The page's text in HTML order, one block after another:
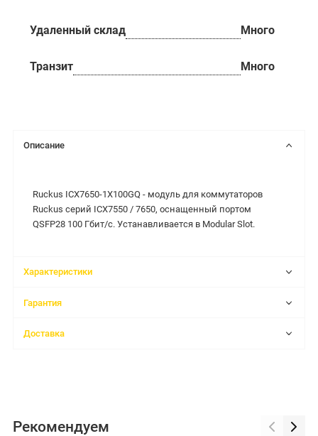
Удаленный склад Много
Транзит Много
Описание
Ruckus ICX7650-1X100GQ - модуль для коммутаторов
Ruckus серий ICX7550 / 7650, оснащенный портом
QSFP28 100 Гбит/с. Устанавливается в Modular Slot.
Характеристики
Гарантия
Доставка
Рекомендуем